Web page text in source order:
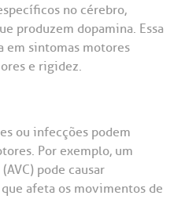
no cérebro,
produzem dopamina. Essa
em sintomas motores
e rigidez.
ou infecções podem
Por exemplo, um
pode causar
afeta os movimentos de